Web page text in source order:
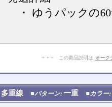
・ ゆうパックの
+ + + この商品説明は オーク
多重線 ■パターン: 一重 ■カラー: